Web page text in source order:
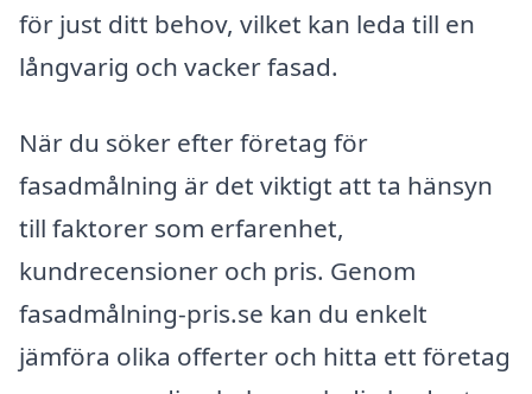
för just ditt behov, vilket kan leda till en
långvarig och vacker fasad.
När du söker efter företag för
fasadmålning är det viktigt att ta hänsyn
till faktorer som erfarenhet,
kundrecensioner och pris. Genom
fasadmålning-pris.se kan du enkelt
jämföra olika offerter och hitta ett företag